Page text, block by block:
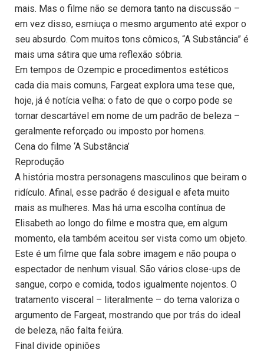
mais. Mas o filme não se demora tanto na discussão –
em vez disso, esmiuça o mesmo argumento até expor o
seu absurdo. Com muitos tons cômicos, “A Substância” é
mais uma sátira que uma reflexão sóbria.
Em tempos de Ozempic e procedimentos estéticos
cada dia mais comuns, Fargeat explora uma tese que,
hoje, já é notícia velha: o fato de que o corpo pode se
tornar descartável em nome de um padrão de beleza –
geralmente reforçado ou imposto por homens.
Cena do filme ‘A Substância’
Reprodução
A história mostra personagens masculinos que beiram o
ridículo. Afinal, esse padrão é desigual e afeta muito
mais as mulheres. Mas há uma escolha contínua de
Elisabeth ao longo do filme e mostra que, em algum
momento, ela também aceitou ser vista como um objeto.
Este é um filme que fala sobre imagem e não poupa o
espectador de nenhum visual. São vários close-ups de
sangue, corpo e comida, todos igualmente nojentos. O
tratamento visceral – literalmente – do tema valoriza o
argumento de Fargeat, mostrando que por trás do ideal
de beleza, não falta feiúra.
Final divide opiniões